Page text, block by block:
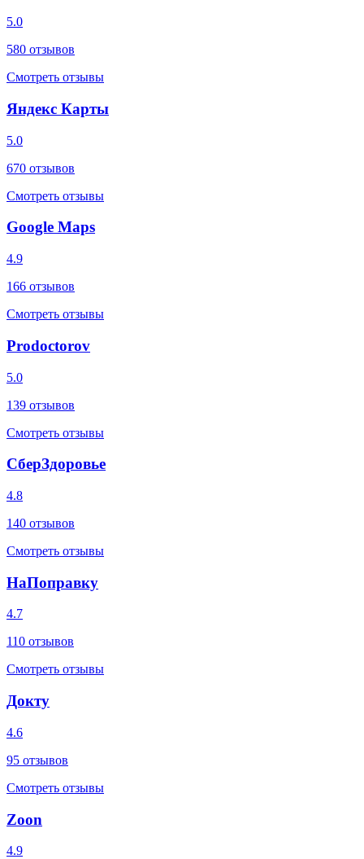
5.0
580 отзывов
Смотреть отзывы
Яндекс Карты
5.0
670 отзывов
Смотреть отзывы
Google Maps
4.9
166 отзывов
Смотреть отзывы
Prodoctorov
5.0
139 отзывов
Смотреть отзывы
СберЗдоровье
4.8
140 отзывов
Смотреть отзывы
НаПоправку
4.7
110 отзывов
Смотреть отзывы
Докту
4.6
95 отзывов
Смотреть отзывы
Zoon
4.9